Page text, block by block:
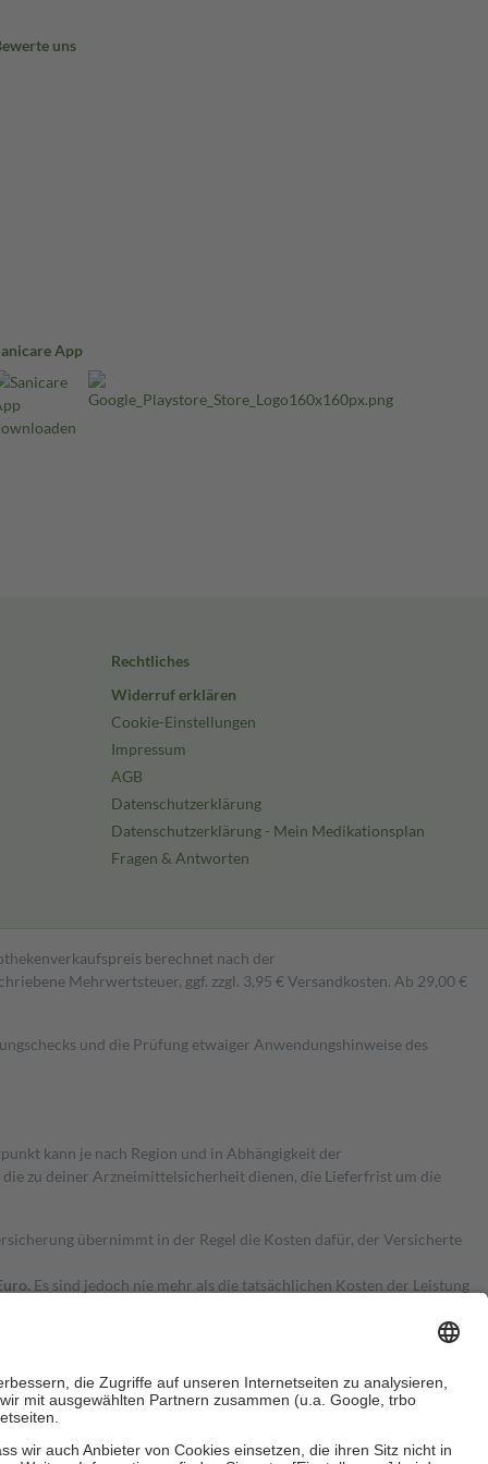
uns
App
Rechtliches
Widerruf erklären
Cookie-Einstellungen
Impressum
AGB
Datenschutzerklärung
Datenschutzerklärung - Mein Medikationsplan
Fragen & Antworten
berechnet nach der
Mehrwertsteuer, ggf. zzgl. 3,95 € Versandkosten. Ab 29,00 €
und die Prüfung etwaiger Anwendungshinweise des
kann je nach Region und in Abhängigkeit der
zu deiner Arzneimittelsicherheit dienen, die Lieferfrist um die
übernimmt in der Regel die Kosten dafür, der Versicherte
Es sind jedoch nie mehr als die tatsächlichen Kosten der Leistung
Zuzahlungen an bei: